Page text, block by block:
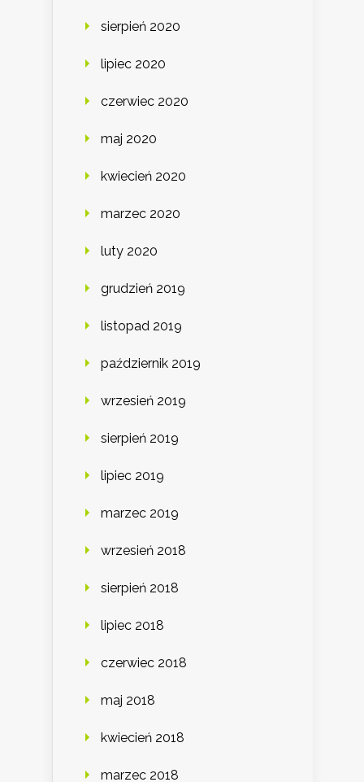
sierpień 2020
lipiec 2020
czerwiec 2020
maj 2020
kwiecień 2020
marzec 2020
luty 2020
grudzień 2019
listopad 2019
październik 2019
wrzesień 2019
sierpień 2019
lipiec 2019
marzec 2019
wrzesień 2018
sierpień 2018
lipiec 2018
czerwiec 2018
maj 2018
kwiecień 2018
marzec 2018